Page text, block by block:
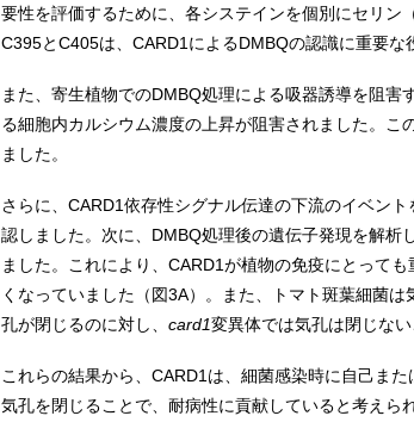
要性を評価するために、各システインを個別にセリン
C395とC405は、CARD1によるDMBQの認識に重要な
また、寄生植物でのDMBQ処理による吸器誘導を阻
る細胞内カルシウム濃度の上昇が阻害されました。
ました。
さらに、CARD1依存性シグナル伝達の下流のイベン
認しました。次に、DMBQ処理後の遺伝子発現を解
ました。これにより、CARD1が植物の免疫にとっても
くなっていました（図3A）。また、トマト斑葉細菌
孔が閉じるのに対し、 card1変異体では気孔は閉じな
これらの結果から、CARD1は、細菌感染時に自己ま
気孔を閉じることで、耐病性に貢献していると考えら